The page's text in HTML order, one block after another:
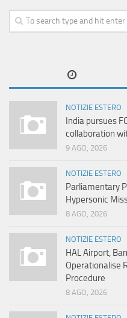
NOTIZIE ESTERO
India pursues
collaboration
9 AGO, 2026
NOTIZIE ESTERO
Parliamentary
Hypersonic
8 AGO, 2026
NOTIZIE ESTERO
HAL Airport,
Operationalise
Procedure
8 AGO, 2026